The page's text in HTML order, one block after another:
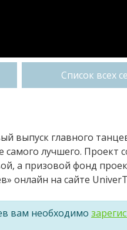
Список всех
выпуск главного
самого лучшего. Проект
а призовой фонд
онлайн на сайте
вам необходимо